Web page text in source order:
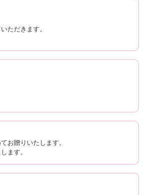
ただきます。
お贈りいたします。
ます。